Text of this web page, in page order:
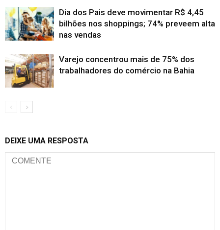
Dia dos Pais deve movimentar R$ 4,45
bilhões nos shoppings; 74% preveem alta
nas vendas
Varejo concentrou mais de 75% dos
trabalhadores do comércio na Bahia
DEIXE UMA RESPOSTA